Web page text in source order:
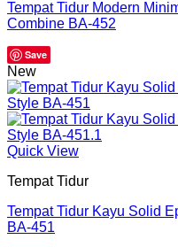
Tempat Tidur Modern
Combine BA-452
Save
New
Quick View
Tempat Tidur
Tempat Tidur Kayu Solid
BA-451